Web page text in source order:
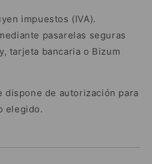
impuestos (IVA).
pasarelas seguras
tarjeta bancaria o Bizum
dispone de autorización para
elegido.